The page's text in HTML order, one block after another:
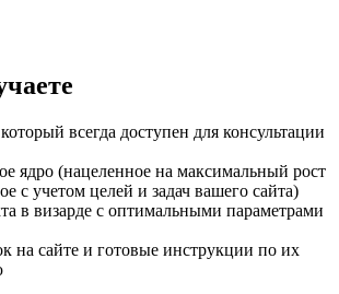
всегда доступен для консультации
ядро (нацеленное на максимальный рост
с учетом целей и задач вашего сайта)
в визарде с оптимальными параметрами
на сайте и готовые инструкции по их